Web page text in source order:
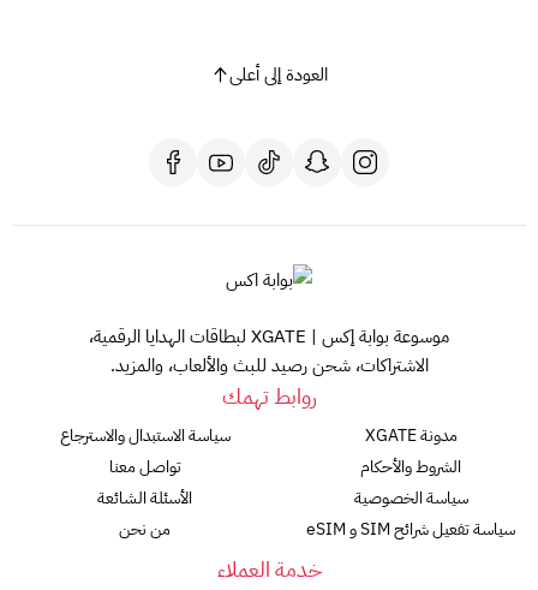
العودة إلى أعلى
موسوعة بوابة إكس | XGATE لبطاقات الهدايا الرقمية،
الاشتراكات، شحن رصيد للبث والألعاب، والمزيد.
روابط تهمك
مدونة XGATE
الشروط والأحكام
سياسة الخصوصية
سياسة تفعيل شرائح SIM و eSIM
سياسة الاستبدال والاسترجاع
تواصل معنا
الأسئلة الشائعة
من نحن
خدمة العملاء